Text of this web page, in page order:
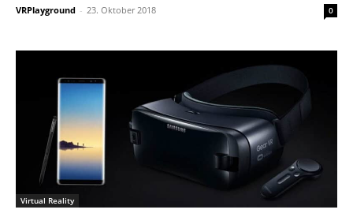
VRPlayground - 23. Oktober 2018 0
Virtual Reality